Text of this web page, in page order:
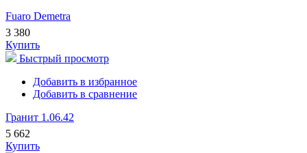
Fuaro Demetra
3 380
Купить
Быстрый просмотр
Добавить в избранное
Добавить в сравнение
Гранит 1.06.42
5 662
Купить